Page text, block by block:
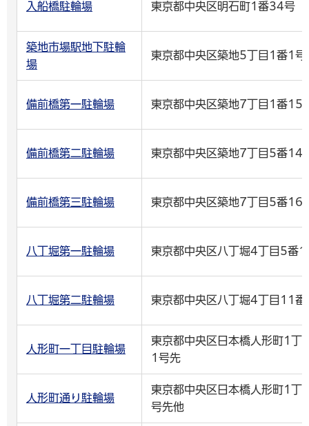
入船橋駐輪場 東京都中央区明石町1番34号
築地市場駅地下駐輪
場
東京都中央区築地5丁目1番1号
備前橋第一駐輪場 東京都中央区築地7丁目1番15
備前橋第二駐輪場 東京都中央区築地7丁目5番14
備前橋第三駐輪場 東京都中央区築地7丁目5番16
八丁堀第一駐輪場 東京都中央区八丁堀4丁目5番
八丁堀第二駐輪場 東京都中央区八丁堀4丁目11
人形町一丁目駐輪場
東京都中央区日本橋人形町1丁
1号先
人形町通り駐輪場
東京都中央区日本橋人形町1丁
号先他